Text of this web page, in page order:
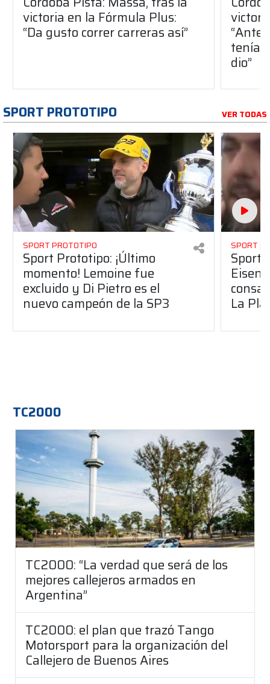
victoria en la Fórmula Plus:
“Da gusto correr carreras así”
dio”
SPORT PROTOTIPO VER TODAS
SPORT PROTOTIPO
Sport Prototipo: ¡Último
momento! Lemoine fue
excluido y Di Pietro es el
nuevo campeón de la SP3
SPORT
Sport
La
TC2000
TC2000: “La verdad que será de los
mejores callejeros armados en
Argentina”
TC2000: el plan que trazó Tango
Motorsport para la organización del
Callejero de Buenos Aires